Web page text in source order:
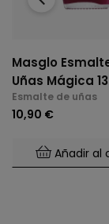
Masglo
Uñas Mágica
Esmalte de uñas
10,90 €
Añadir al